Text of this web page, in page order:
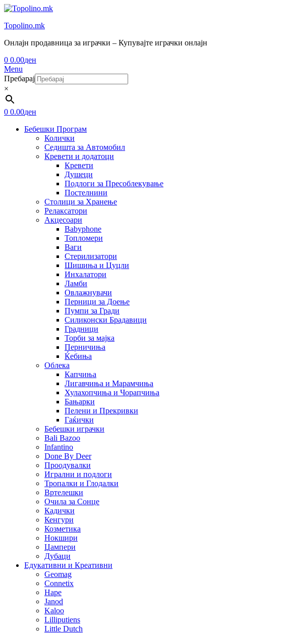
Topolino.mk
Онлајн продавница за играчки – Купувајте играчки онлајн
0 0.00ден
Menu
Пребарај
×
0 0.00ден
Бебешки Програм
Колички
Седишта за Автомобил
Кревети и додатоци
Кревети
Душеци
Подлоги за Пресоблекување
Постелнини
Столици за Хранење
Релаксатори
Акцесоари
Babyphone
Топломери
Ваги
Стерилизатори
Шишиња и Цуцли
Инхалатори
Ламби
Овлажнувачи
Перници за Доење
Пумпи за Гради
Силиконски Брадавици
Градници
Торби за мајка
Перничиња
Ќебиња
Облека
Капчиња
Лигавчиња и Марамчиња
Хулахопчиња и Чорапчиња
Бањарки
Пелени и Прекривки
Гаќички
Бебешки играчки
Bali Bazoo
Infantino
Done By Deer
Проодувалки
Игрални и подлоги
Тропалки и Глодалки
Вртелешки
Очила за Сонце
Кадички
Кенгури
Козметика
Нокшири
Џампери
Дубаци
Едукативни и Креативни
Geomag
Connetix
Hape
Janod
Kaloo
Lilliputiens
Little Dutch